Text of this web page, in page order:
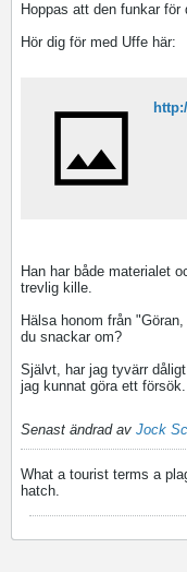
Hoppas att den funkar för
Hör dig för med Uffe här:
Han har både materialet
trevlig kille.
Hälsa honom från
du snackar om?
Självt, har jag tyvärr
jag kunnat göra ett försök.
Senast ändrad av Jock
What a tourist terms a
hatch.